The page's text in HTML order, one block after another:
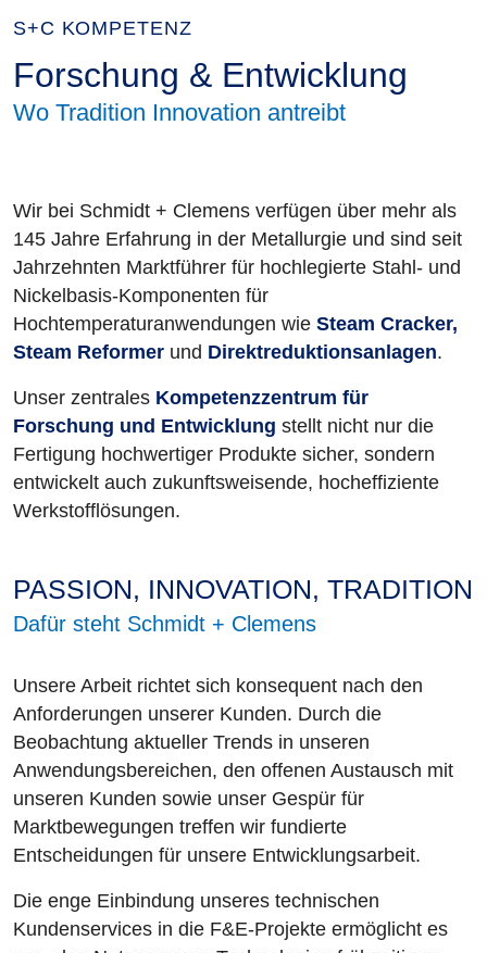
S+C KOMPETENZ
Forschung & Entwicklung
Wo Tradition Innovation antreibt
Wir bei Schmidt + Clemens verfügen über mehr als
145 Jahre Erfahrung in der Metallurgie und sind seit
Jahrzehnten Marktführer für hochlegierte Stahl- und
Nickelbasis-Komponenten für
Hochtemperaturanwendungen wie Steam Cracker,
Steam Reformer und Direktreduktionsanlagen.
Unser zentrales Kompetenzzentrum für
Forschung und Entwicklung stellt nicht nur die
Fertigung hochwertiger Produkte sicher, sondern
entwickelt auch zukunftsweisende, hocheffiziente
Werkstofflösungen.
PASSION, INNOVATION, TRADITION
Dafür steht Schmidt + Clemens
Unsere Arbeit richtet sich konsequent nach den
Anforderungen unserer Kunden. Durch die
Beobachtung aktueller Trends in unseren
Anwendungsbereichen, den offenen Austausch mit
unseren Kunden sowie unser Gespür für
Marktbewegungen treffen wir fundierte
Entscheidungen für unsere Entwicklungsarbeit.
Die enge Einbindung unseres technischen
Kundenservices in die F&E-Projekte ermöglicht es